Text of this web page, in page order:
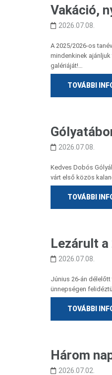
Vakáció,
2026.07.08.
A 2025/2026-os
mindenkinek
galériáját!…
TOVÁBBI
2026.07.08.
Kedves Dobós
várt első közös
TOVÁBBI
Lezárult
2026.07.08.
Június 26-án
ünnepségen
TOVÁBBI
Három
2026.07.02.